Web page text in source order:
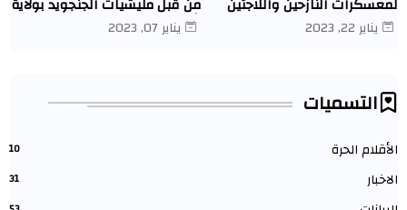
لمعسكرات النازحين واللاجئين
قتل النازحة/ نوال إسماعيل
يعقوب يوسف عبد الله
يناير 22, 2023
من قبل مليشيات الجنجويد بولاية
شمال دارفور كبكابية.
يناير 07, 2023
التسميات
الأقلام الحرة 10
الاخبار 31